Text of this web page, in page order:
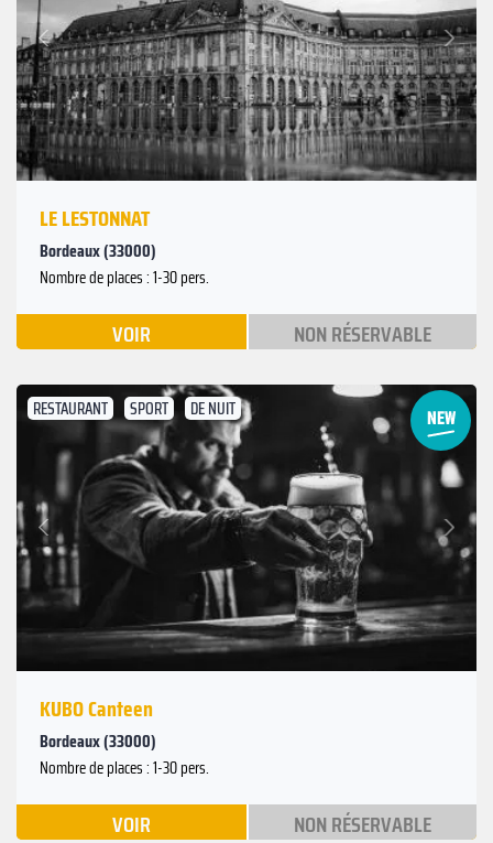
Précédent
Suivant
LE LESTONNAT
Bordeaux (33000)
Nombre de places : 1-30 pers.
VOIR NON RÉSERVABLE
RESTAURANT SPORT DE NUIT
Précédent
Suivant
KUBO Canteen
Bordeaux (33000)
Nombre de places : 1-30 pers.
VOIR NON RÉSERVABLE